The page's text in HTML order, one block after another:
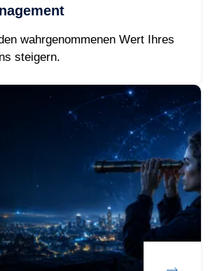
wahrgenommenen Wert Ihres
steigern.